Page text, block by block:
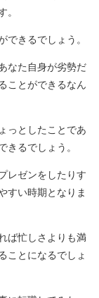
。
できるでしょう。
なた自身が劣勢だ
ことができるなん
っとしたことであ
きるでしょう。
レゼンをしたりす
すい時期となりま
ば忙しさよりも満
ことになるでしょ